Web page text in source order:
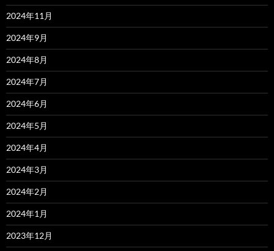
2024年11月
2024年9月
2024年8月
2024年7月
2024年6月
2024年5月
2024年4月
2024年3月
2024年2月
2024年1月
2023年12月